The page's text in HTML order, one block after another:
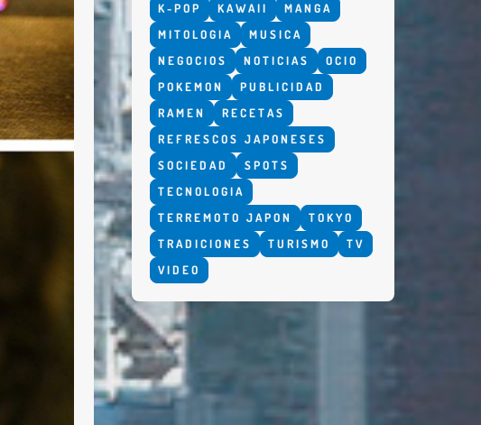
K-POP
KAWAII
MANGA
MITOLOGIA
MUSICA
NEGOCIOS
NOTICIAS
OCIO
POKEMON
PUBLICIDAD
RAMEN
RECETAS
REFRESCOS JAPONESES
SOCIEDAD
SPOTS
TECNOLOGIA
TERREMOTO JAPON
TOKYO
TRADICIONES
TURISMO
TV
VIDEO